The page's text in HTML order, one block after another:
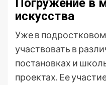
Погружение в
искусства
Уже в
участвовать в
постановках и
проектах. Ее